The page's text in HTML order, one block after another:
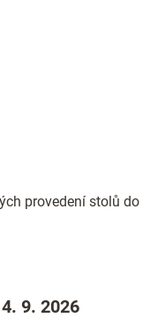
provedení stolů do
9. 2026